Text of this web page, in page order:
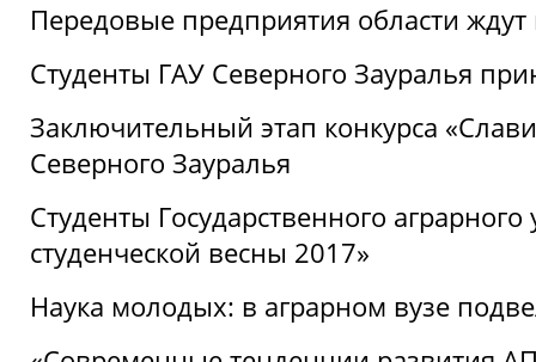
Передовые предприятия области ждут
Студенты ГАУ Северного Зауралья
Заключительный этап конкурса
Северного Зауралья
Студенты Государственного
студенческой весны 2017»
Наука молодых: в аграрном вузе